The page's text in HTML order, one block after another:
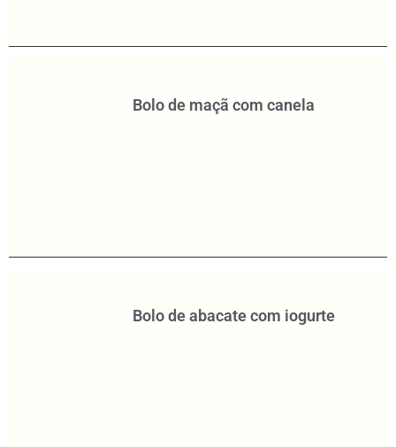
Bolo de maçã com canela
Bolo de abacate com iogurte